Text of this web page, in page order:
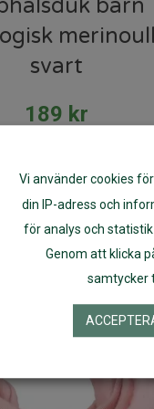
barn
merinoull
svart
189 kr
Vi använder cookies
din IP-adress och
för analys och
Genom att klicka
samtycker